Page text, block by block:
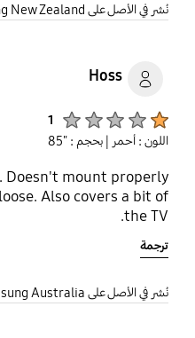
نُشر في الأصل على Samsung New Zealand
Hoss
1
اللون : أحمر | بحجم : "85
Doesn't mount properly
Also covers a bit of
the TV.
ترجمة
نُشر في الأصل على Samsung Australia